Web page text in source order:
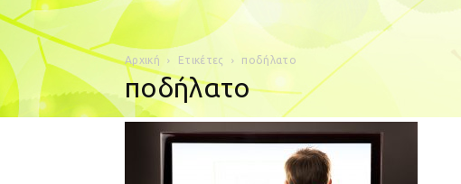
Αρχική Ετικέτες ποδήλατο
ποδήλατο